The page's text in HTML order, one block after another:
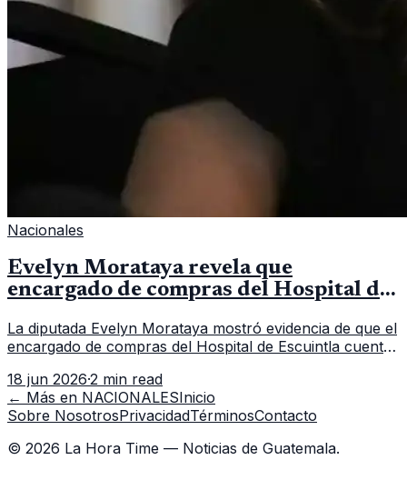
Nacionales
Evelyn Morataya revela que
encargado de compras del Hospital de
La diputada Evelyn Morataya mostró evidencia de que el
encargado de compras del Hospital de Escuintla cuenta
capacitación en la capital.
18 jun 2026·2 min read
← Más en NACIONALESInicio
Sobre NosotrosPrivacidadTérminosContacto
© 2026 La Hora Time — Noticias de Guatemala.